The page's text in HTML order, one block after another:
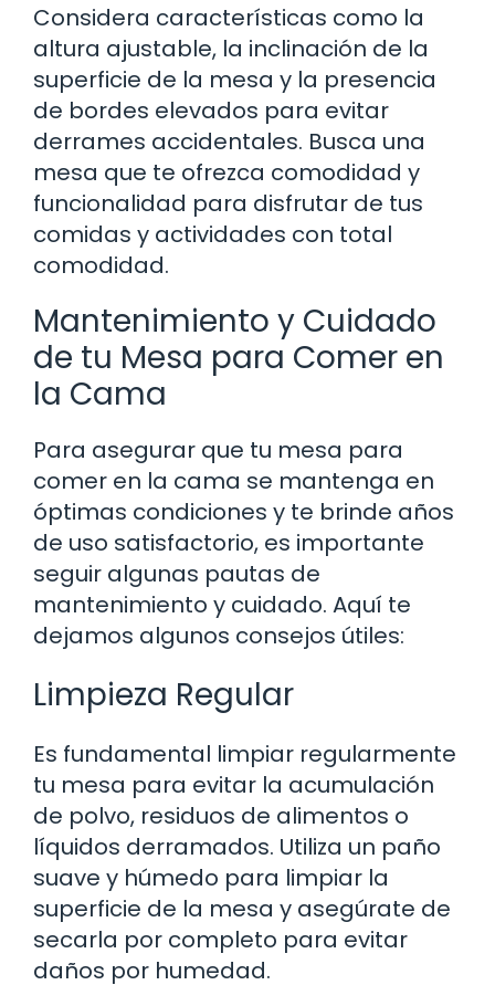
Considera características como la
altura ajustable, la inclinación de la
superficie de la mesa y la presencia
de bordes elevados para evitar
derrames accidentales. Busca una
mesa que te ofrezca comodidad y
funcionalidad para disfrutar de tus
comidas y actividades con total
comodidad.
Mantenimiento y Cuidado
de tu Mesa para Comer en
la Cama
Para asegurar que tu mesa para
comer en la cama se mantenga en
óptimas condiciones y te brinde años
de uso satisfactorio, es importante
seguir algunas pautas de
mantenimiento y cuidado. Aquí te
dejamos algunos consejos útiles:
Limpieza Regular
Es fundamental limpiar regularmente
tu mesa para evitar la acumulación
de polvo, residuos de alimentos o
líquidos derramados. Utiliza un paño
suave y húmedo para limpiar la
superficie de la mesa y asegúrate de
secarla por completo para evitar
daños por humedad.